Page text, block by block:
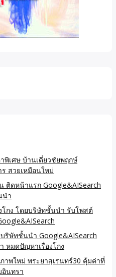
พิเศษ บ้านเดี่ยวชัยพฤกษ์
สวยเหมือนใหม่
ติดหน้าแรก Google&AISearch
นำ
กง โดยบริษัทชั้นนำ รับโพสต์
ษัทชั้นนำ Google&AISearch
หมดปัญหาเรื่องโกง
าพใหม่ พระยาสุเรนทร์30 คุ้มค่าที่
อินทรา